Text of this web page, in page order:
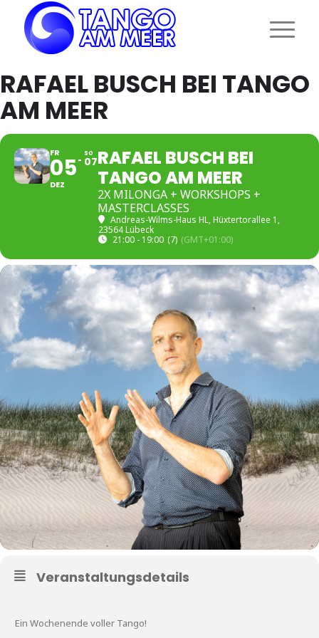
RAFAEL BUSCH BEI TANGO
AM MEER
FR
05
DEZ
SO
07RAFAEL BUSCH BEI
TANGO AM MEER
2X MILONGA + WORKSHOPS +
MASTERCLASSES
Andreas-Wilms-Haus HL, Hüxtertorallee 1,
23564 Lübeck
21:00 - 19:00 (7) (GMT+01:00)
Veranstaltungsdetails
Ein Wochenende voller Tango!